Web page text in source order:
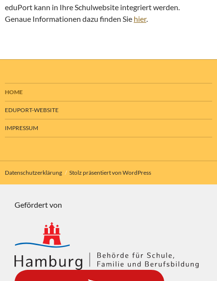
eduPort kann in Ihre Schulwebsite integriert werden.
Genaue Informationen dazu finden Sie hier.
HOME
EDUPORT-WEBSITE
IMPRESSUM
Datenschutzerklärung Stolz präsentiert von WordPress
Gefördert von